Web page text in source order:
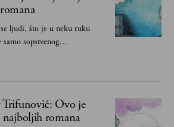
ljudi, što je u neku ruku
sopstvenog
sam (biće, samo
Trifunović: Ovo je
najboljih romana